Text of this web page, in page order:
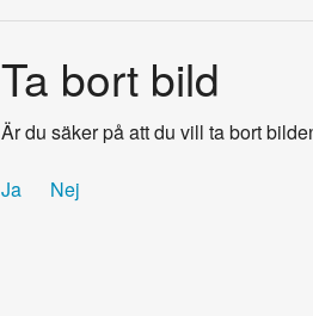
Ta bort bild
Är du säker på att du vill ta bort
Ja Nej